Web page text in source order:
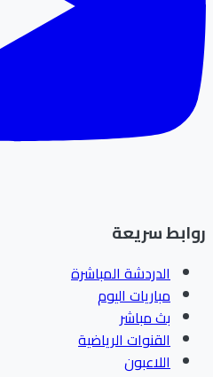
سريعة
الدردشة المباشرة
مباريات اليوم
بث مباشر
القنوات الرياضية
اللاعبون